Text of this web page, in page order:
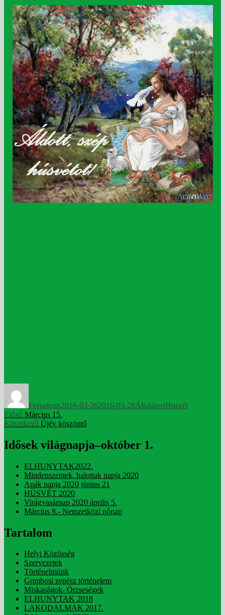
Feriadmin2016-03-262016-03-28ÁltalánosHusvét
Bejegyzés
navigáció
Előző Korábbi
bejegyzés:
Március 15.
Következő Következő
Újév köszöntő
Idősek világnapja–október 1.
ELHUNYTAK2022.
Mindenszentek, halottak napja 2020
Apák napja 2020 június 21
HÚSVÉT 2020
Virágvasárnap 2020 április 5.
Március 8.- Nemzetközi nőnap
Tartalom
Helyi Közösség
Szervezetek
Történelmünk
Gombosi zenész történelem
Miskaságok- Örzseségek
ELHUNYTAK 2018
LAKODALMAK 2017.